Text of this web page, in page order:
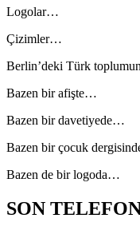
Logolar…
Çizimler…
Berlin’deki Türk
Bazen bir afişte…
Bazen bir davetiyede…
Bazen bir çocuk
Bazen de bir logoda…
SON